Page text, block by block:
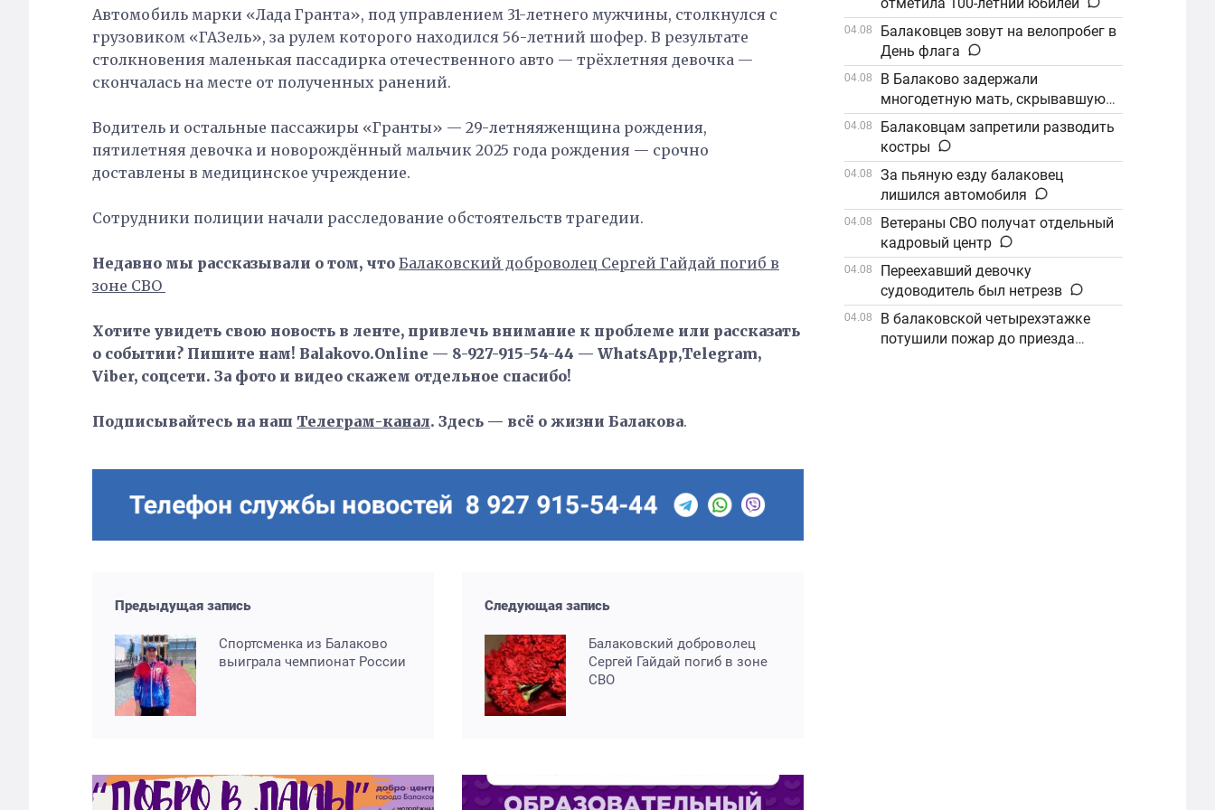
Автомобиль марки «Лада Гранта», под управлением 31-летнего мужчины, столкнулся с
грузовиком «ГАЗель», за рулем которого находился 56-летний шофер. В результате
столкновения маленькая пассадирка отечественного авто — трёхлетняя девочка —
скончалась на месте от полученных ранений.
Водитель и остальные пассажиры «Гранты» — 29-летняяженщина рождения,
пятилетняя девочка и новорождённый мальчик 2025 года рождения — срочно
доставлены в медицинское учреждение.
Сотрудники полиции начали расследование обстоятельств трагедии.
Недавно мы рассказывали о том, что Балаковский доброволец Сергей Гайдай погиб в
зоне СВО
Хотите увидеть свою новость в ленте, привлечь внимание к проблеме или рассказать
о событии? Пишите нам! Balakovo.Online — 8-927-915-54-44 — WhatsApp,Telegram,
Viber, соцсети. За фото и видео скажем отдельное спасибо!
Подписывайтесь на наш Телеграм-канал. Здесь — всё о жизни Балакова.
Предыдущая запись
Спортсменка из Балаково
выиграла чемпионат России
Следующая запись
Балаковский доброволец
Сергей Гайдай погиб в зоне
СВО
04.08
Балаковцев зовут на велопробег в
День флага
04.08
В Балаково задержали
многодетную мать, скрывавшуюся
от алиментов
04.08
Балаковцам запретили разводить
костры
04.08
За пьяную езду балаковец
лишился автомобиля
04.08
Ветераны СВО получат отдельный
кадровый центр
04.08
Переехавший девочку
судоводитель был нетрезв
04.08
В балаковской четырехэтажке
потушили пожар до приезда